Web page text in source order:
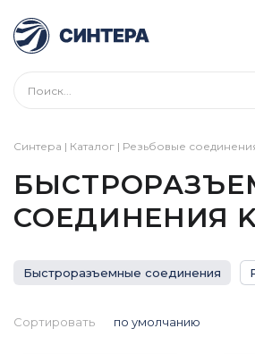
Синтера | Каталог | Резьбовые
СОЕДИНЕНИЯ
Быстроразъемные соединения
Сортировать